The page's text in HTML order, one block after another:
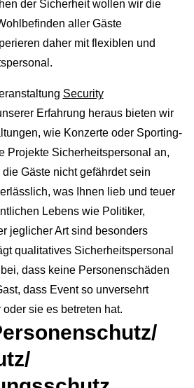
Agentur
Eventmanager
der Sicherheit wollen wir die
aller Gäste
daher mit flexiblen und
Security
Erfahrung heraus bieten wir
wie Konzerte oder Sporting-
Projekte Sicherheitspersonal an,
Gäste nicht gefährdet sein
was Ihnen lieb und teuer
Lebens wie Politiker,
jeglicher Art sind besonders
qualitatives Sicherheitspersonal
dass keine Personenschäden
dass Event so unversehrt
sie es betreten hat.